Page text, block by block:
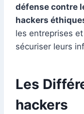
défense contre
hackers
les entreprises
sécuriser leurs
Les
hackers